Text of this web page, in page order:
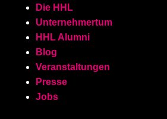
Skip to main content
Die HHL
Unternehmertum
HHL Alumni
Blog
Veranstaltungen
Presse
Jobs